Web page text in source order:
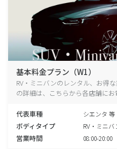
基本料金プラン（W1）
RV・ミニバンのレンタル、お得
の詳細は、こちらから各店舗にお
代表車種 シエンタ 等
ボディタイプ RV・ミニバ
営業時間 08:00-20:00